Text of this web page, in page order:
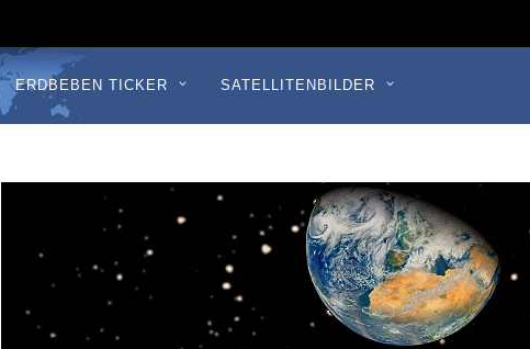
ERDBEBEN TICKER SATELLITENBILDER